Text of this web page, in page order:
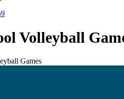
Volleyball
Games